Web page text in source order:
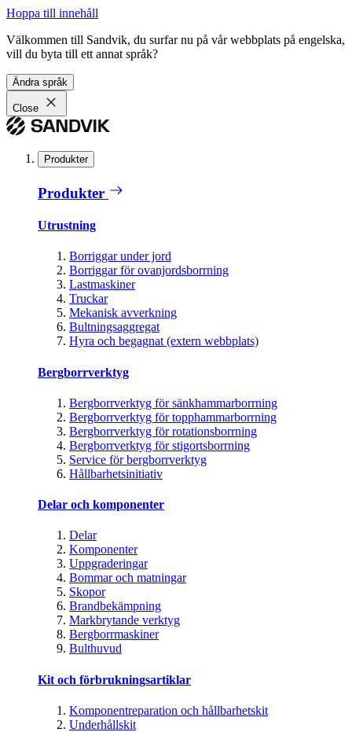
Hoppa till innehåll
Välkommen till Sandvik, du surfar nu på vår webbplats på engelska,
vill du byta till ett annat språk?
Ändra språk
Close
Produkter
Produkter
Utrustning
Borriggar under jord
Borriggar för ovanjordsborrning
Lastmaskiner
Truckar
Mekanisk avverkning
Bultningsaggregat
Hyra och begagnat (extern webbplats)
Bergborrverktyg
Bergborrverktyg för sänkhammarborrning
Bergborrverktyg för topphammarborrning
Bergborrverktyg för rotationsborrning
Bergborrverktyg för stigortsborrning
Service för bergborrverktyg
Hållbarhetsinitiativ
Delar och komponenter
Delar
Komponenter
Uppgraderingar
Bommar och matningar
Skopor
Brandbekämpning
Markbrytande verktyg
Bergborrmaskiner
Bulthuvud
Kit och förbrukningsartiklar
Komponentreparation och hållbarhetskit
Underhållskit